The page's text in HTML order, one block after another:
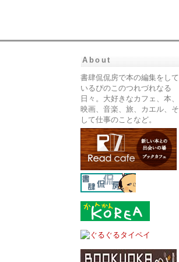
About
書肆侃侃房で本の編集をして
いるぴのこのつれづれなる
日々。大好きなカフェ、本、
映画、音楽、旅、カエル、そ
して仕事のことなど。